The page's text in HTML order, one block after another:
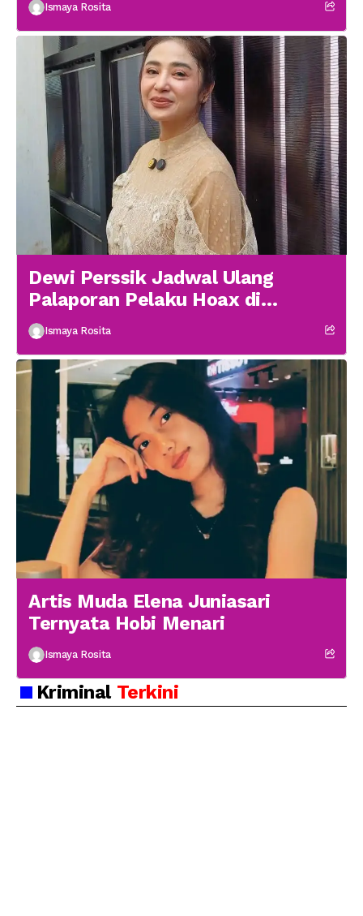
Ismaya Rosita
Dewi Perssik Jadwal Ulang
Palaporan Pelaku Hoax di
Medsos
Ismaya Rosita
Artis Muda Elena Juniasari
Ternyata Hobi Menari
Ismaya Rosita
Kriminal Terkini